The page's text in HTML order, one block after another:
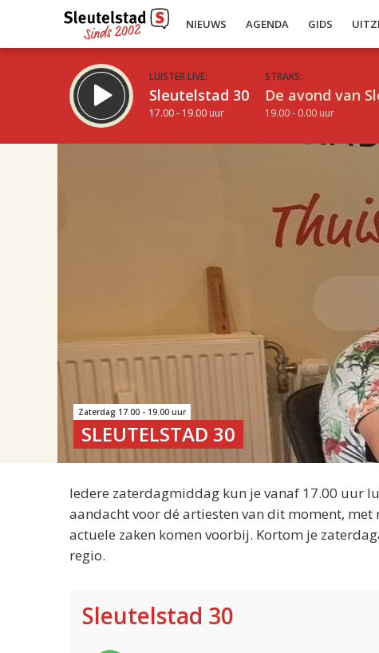
NIEUWS AGENDA GIDS
LUISTER LIVE:
Sleutelstad 30
17.00 - 19.00 uur
STRAKS:
De avond van
19.00 - 0.00 uur
Zaterdag 17.00 - 19.00 uur
SLEUTELSTAD 30
Iedere zaterdagmiddag kun je vanaf 17.00 uur
aandacht voor dé artiesten van dit moment,
actuele zaken komen voorbij. Kortom je
regio.
Sleutelstad 30